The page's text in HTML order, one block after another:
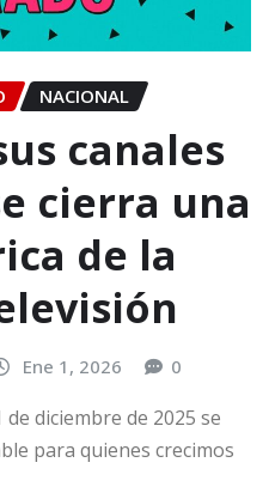
NACIONAL
canales
cierra una
de la
Ene 1, 2026 0
diciembre de 2025 se
para quienes crecimos